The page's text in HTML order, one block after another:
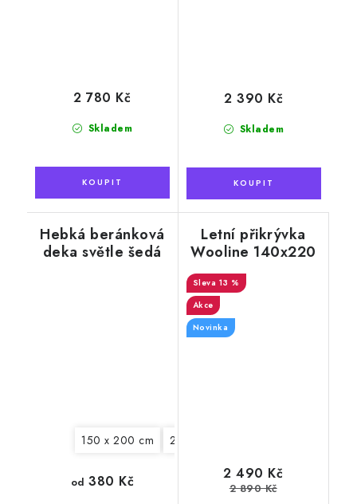
Skladem
2 780 Kč
Skladem
2 390 Kč
Hebká beránková
deka světle šedá
150 x 200 cm 200 x 230 cm
od 380 Kč
Letní přikrývka
Wooline 140x220
cm, s výplní z ovčí
vlny
13 %
Akce
Novinka
2 490 Kč
2 890 Kč